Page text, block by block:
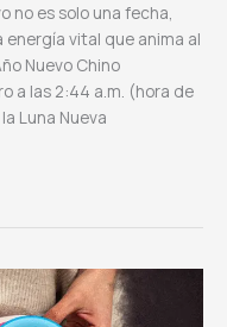
no es solo una fecha,
energía vital que anima al
Nuevo Chino
a las 2:44 a.m. (hora de
Luna Nueva